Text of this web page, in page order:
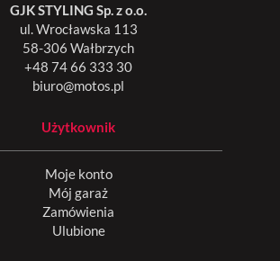
GJK STYLING Sp. z o.o.
ul. Wrocławska 113
58-306 Wałbrzych
+48 74 66 333 30
biuro@motos.pl
Użytkownik
Moje konto
Mój garaż
Zamówienia
Ulubione